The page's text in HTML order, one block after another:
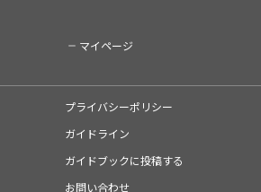
マイページ
プライバシーポリシー
ガイドライン
ガイドブックに投稿する
お問い合わせ